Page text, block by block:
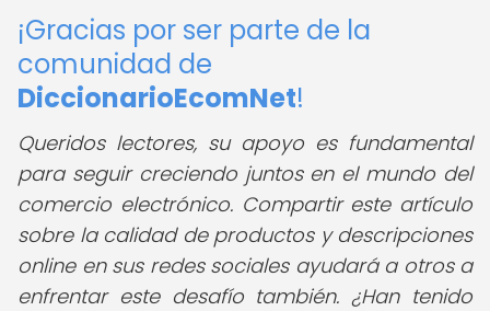
¡Gracias por ser parte de la
comunidad de
DiccionarioEcomNet!
Queridos lectores, su apoyo es fundamental
para seguir creciendo juntos en el mundo del
comercio electrónico. Compartir este artículo
sobre la calidad de productos y descripciones
online en sus redes sociales ayudará a otros a
enfrentar este desafío también. ¿Han tenido